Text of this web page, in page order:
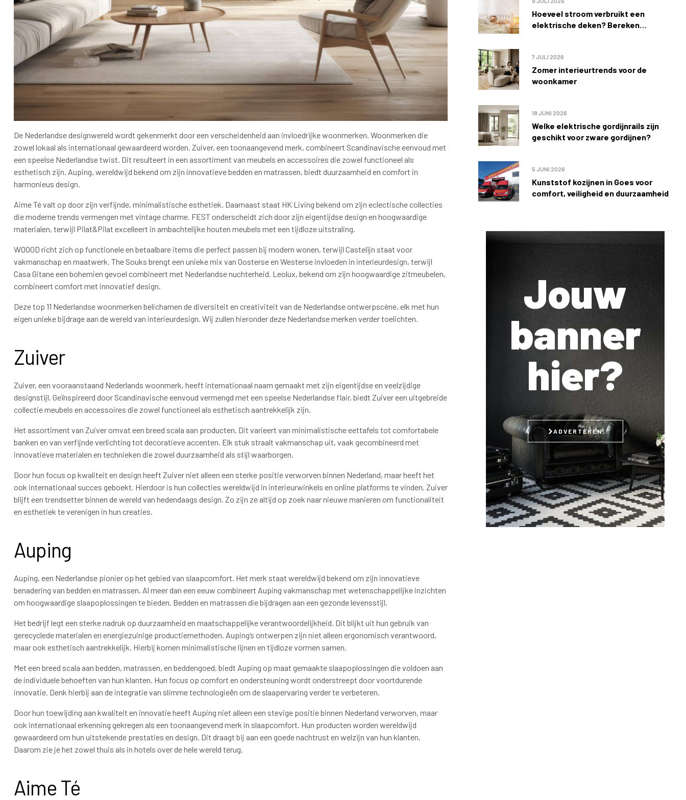
De Nederlandse designwereld wordt gekenmerkt door een verscheidenheid aan invloedrijke woonmerken. Woonmerken die
zowel lokaal als internationaal gewaardeerd worden. Zuiver, een toonaangevend merk, combineert Scandinavische eenvoud met
een speelse Nederlandse twist. Dit resulteert in een assortiment van meubels en accessoires die zowel functioneel als
esthetisch zijn. Auping, wereldwijd bekend om zijn innovatieve bedden en matrassen, biedt duurzaamheid en comfort in
harmonieus design.
Aime Té valt op door zijn verfijnde, minimalistische esthetiek. Daarnaast staat HK Living bekend om zijn eclectische collecties
die moderne trends vermengen met vintage charme. FEST onderscheidt zich door zijn eigentijdse design en hoogwaardige
materialen, terwijl Pilat&Pilat excelleert in ambachtelijke houten meubels met een tijdloze uitstraling.
WOOOD richt zich op functionele en betaalbare items die perfect passen bij modern wonen, terwijl Castelijn staat voor
vakmanschap en maatwerk. The Souks brengt een unieke mix van Oosterse en Westerse invloeden in interieurdesign, terwijl
Casa Gitane een bohemien gevoel combineert met Nederlandse nuchterheid. Leolux, bekend om zijn hoogwaardige zitmeubelen,
combineert comfort met innovatief design.
Deze top 11 Nederlandse woonmerken belichamen de diversiteit en creativiteit van de Nederlandse ontwerpscène, elk met hun
eigen unieke bijdrage aan de wereld van interieurdesign. Wij zullen hieronder deze Nederlandse merken verder toelichten.
Zuiver
Zuiver, een vooraanstaand Nederlands woonmerk, heeft internationaal naam gemaakt met zijn eigentijdse en veelzijdige
designstijl. Geïnspireerd door Scandinavische eenvoud vermengd met een speelse Nederlandse flair, biedt Zuiver een uitgebreide
collectie meubels en accessoires die zowel functioneel als esthetisch aantrekkelijk zijn.
Het assortiment van Zuiver omvat een breed scala aan producten. Dit varieert van minimalistische eettafels tot comfortabele
banken en van verfijnde verlichting tot decoratieve accenten. Elk stuk straalt vakmanschap uit, vaak gecombineerd met
innovatieve materialen en technieken die zowel duurzaamheid als stijl waarborgen.
Door hun focus op kwaliteit en design heeft Zuiver niet alleen een sterke positie verworven binnen Nederland, maar heeft het
ook internationaal succes geboekt. Hierdoor is hun collecties wereldwijd in interieurwinkels en online platforms te vinden. Zuiver
blijft een trendsetter binnen de wereld van hedendaags design. Zo zijn ze altijd op zoek naar nieuwe manieren om functionaliteit
en esthetiek te verenigen in hun creaties.
Auping
Auping, een Nederlandse pionier op het gebied van slaapcomfort. Het merk staat wereldwijd bekend om zijn innovatieve
benadering van bedden en matrassen. Al meer dan een eeuw combineert Auping vakmanschap met wetenschappelijke inzichten
om hoogwaardige slaapoplossingen te bieden. Bedden en matrassen die bijdragen aan een gezonde levensstijl.
Het bedrijf legt een sterke nadruk op duurzaamheid en maatschappelijke verantwoordelijkheid. Dit blijkt uit hun gebruik van
gerecyclede materialen en energiezuinige productiemethoden. Auping’s ontwerpen zijn niet alleen ergonomisch verantwoord,
maar ook esthetisch aantrekkelijk. Hierbij komen minimalistische lijnen en tijdloze vormen samen.
Met een breed scala aan bedden, matrassen, en beddengoed, biedt Auping op maat gemaakte slaapoplossingen die voldoen aan
de individuele behoeften van hun klanten. Hun focus op comfort en ondersteuning wordt onderstreept door voortdurende
innovatie. Denk hierbij aan de integratie van slimme technologieën om de slaapervaring verder te verbeteren.
Door hun toewijding aan kwaliteit en innovatie heeft Auping niet alleen een stevige positie binnen Nederland verworven, maar
ook internationaal erkenning gekregen als een toonaangevend merk in slaapcomfort. Hun producten worden wereldwijd
gewaardeerd om hun uitstekende prestaties en design. Dit draagt bij aan een goede nachtrust en welzijn van hun klanten.
Daarom zie je het zowel thuis als in hotels over de hele wereld terug.
Aime Té
Hoeveel stroom verbruikt een
elektrische deken? Bereken
Zomer interieurtrends voor de
woonkamer
7 JULI 2026
Welke elektrische gordijnrails zijn
geschikt voor zware gordijnen?
18 JUNI 2026
Kunststof kozijnen in Goes voor
comfort, veiligheid en duurzaamheid
5 JUNI 2026
Jouw
banner
hier?
ADVERTEREN